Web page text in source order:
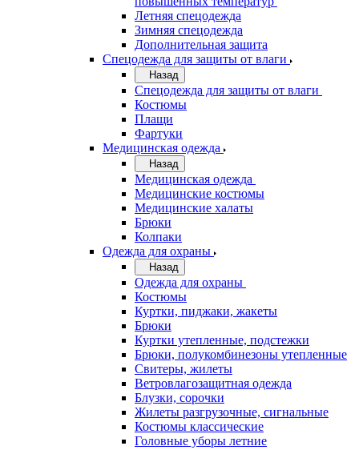
Летняя спецодежда
Зимняя спецодежда
Дополнительная защита
Спецодежда для защиты от влаги
Назад
Спецодежда для защиты от влаги
Костюмы
Плащи
Фартуки
Медицинская одежда
Назад
Медицинская одежда
Медицинские костюмы
Медицинские халаты
Брюки
Колпаки
Одежда для охраны
Назад
Одежда для охраны
Костюмы
Куртки, пиджаки, жакеты
Брюки
Куртки утепленные, подстежки
Брюки, полукомбинезоны утепленные
Свитеры, жилеты
Ветровлагозащитная одежда
Блузки, сорочки
Жилеты разгрузочные, сигнальные
Костюмы классические
Головные уборы летние